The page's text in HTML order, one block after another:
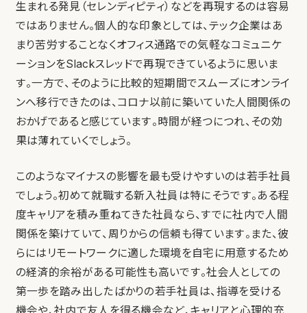
生まれる発見（セレンディピティ）などを再現するのは容易
ではありません。個人的な印象としては、テック企業はあ
まり苦労することなくオフィス通路での気軽なコミュニケ
ーションをSlackスレッドで再現できているように思いま
す。一方で、そのように比較的短期間でスムーズにオンライ
ンへ移行できたのは、コロナ以前に築いていた人間関係の
おかげであると感じています。時間が経つにつれ、その効
果は薄れていくでしょう。
このようなマイナスの影響を最も受けやすいのは若手社員
でしょう。初めて就職する新入社員は特にそうです。ある程
度キャリアを積み重ねてきた社員なら、すでに社内で人間
関係を築けていて、周りからの信頼も得ています。また、彼
らにはリモートワークに適した環境を自宅に用意するため
の経済的余裕がある可能性も高いです。社会人としての
第一歩を踏み出したばかりの若手社員は、指導を受ける